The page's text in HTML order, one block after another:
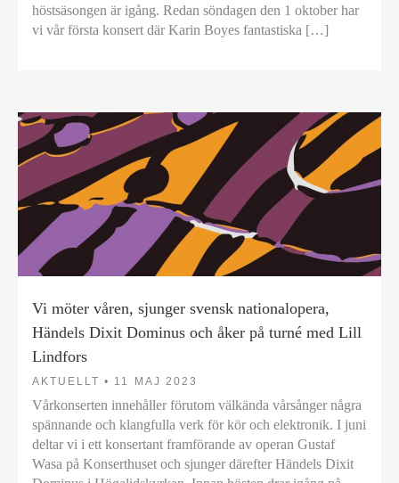
höstsäsongen är igång. Redan söndagen den 1 oktober har
vi vår första konsert där Karin Boyes fantastiska […]
Vi möter våren, sjunger svensk nationalopera,
Händels Dixit Dominus och åker på turné med Lill
Lindfors
AKTUELLT • 11 MAJ 2023
Vårkonserten innehåller förutom välkända vårsånger några
spännande och klangfulla verk för kör och elektronik. I juni
deltar vi i ett konsertant framförande av operan Gustaf
Wasa på Konserthuset och sjunger därefter Händels Dixit